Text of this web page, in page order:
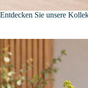
Entdecken Sie unsere